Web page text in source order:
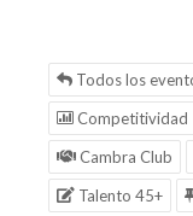
Todos los
Competitividad
Cambra Club
Talento 45+